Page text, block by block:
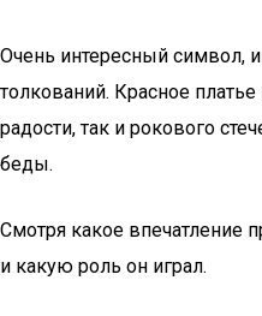
Очень интересный символ,
толкований. Красное
радости, так и рокового
беды.
Смотря какое впечатление
и какую роль он играл.